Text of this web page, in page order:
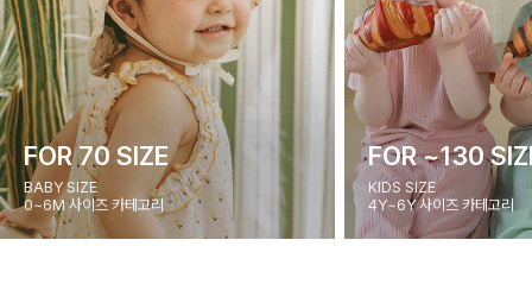
FOR 70 SIZE
BABY SIZE
0~6M 사이즈 카테고리
FOR ~130
KIDS SIZE
4Y~6Y 사이즈 카테고리